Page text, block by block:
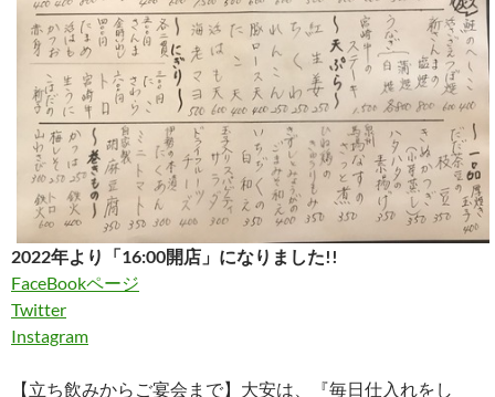
2022年より「16:00開店」になりました!!
FaceBookページ
Twitter
Instagram
【立ち飲みからご宴会まで】大安は、『毎日仕入れをし